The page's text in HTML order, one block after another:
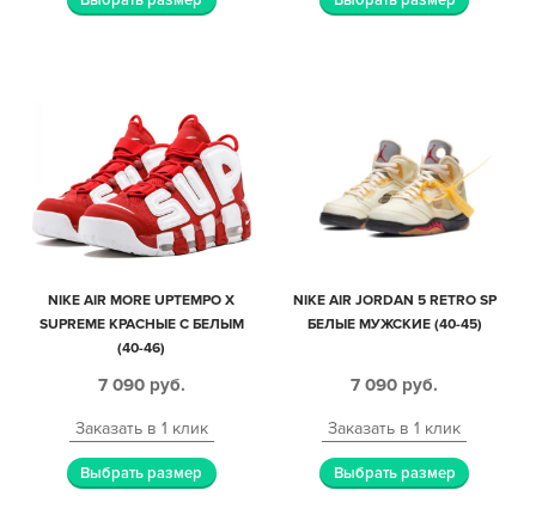
NIKE AIR MORE UPTEMPO X
SUPREME КРАСНЫЕ С БЕЛЫМ
(40-46)
7 090 руб.
Заказать в 1 клик
Выбрать размер
NIKE AIR JORDAN 5 RETRO SP
БЕЛЫЕ МУЖСКИЕ (40-45)
7 090 руб.
Заказать в 1 клик
Выбрать размер